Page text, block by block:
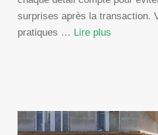
surprises après la transaction.
pratiques … Lire plus